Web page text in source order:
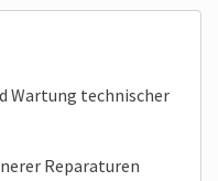
Wartung technischer
Reparaturen